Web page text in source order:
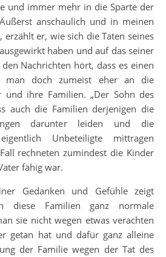
und immer mehr in die Sparte der
anschaulich und in meinen
erzählt er, wie sich die Taten seines
haben und auf das seiner
Nachrichten hört, dass es einen
man doch zumeist eher an die
und ihre Familien. „Der Sohn des
auch die Familien derjenigen die
darunter leiden und die
Unbeteiligte mittragen
rechneten zumindest die Kinder
fähig war.
Gedanken und Gefühle zeigt
diese Familien ganz normale
sie nicht wegen etwas verachten
getan hat und dafür ganz alleine
der Familie wegen der Tat des